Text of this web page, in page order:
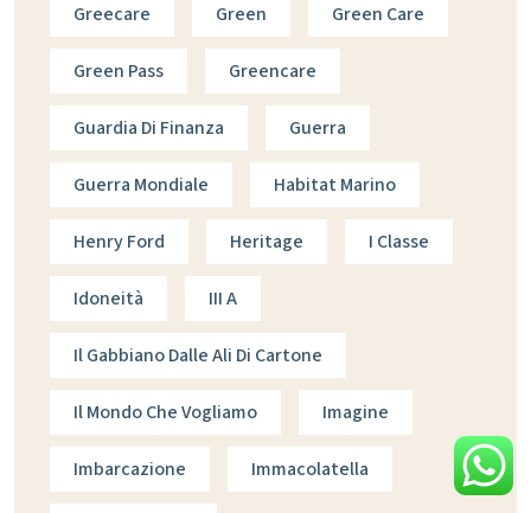
Greecare Green Green Care
Green Pass Greencare
Guardia Di Finanza Guerra
Guerra Mondiale Habitat Marino
Henry Ford Heritage I Classe
Idoneità III A
Il Gabbiano Dalle Ali Di Cartone
Il Mondo Che Vogliamo Imagine
Imbarcazione Immacolatella